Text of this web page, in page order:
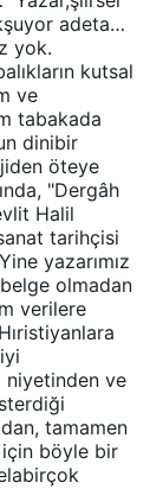
adeta…
yok.
kutsal
ve
tabakada
dinibir
öteye
"Dergâh
Halil
tarihçisi
yazarımız
olmadan
verilere
niyetinden ve
tamamen
için böyle bir